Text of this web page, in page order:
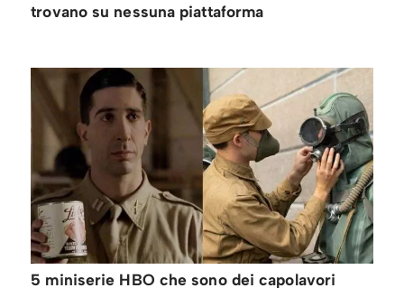
trovano su nessuna piattaforma
5 miniserie HBO che sono dei capolavori